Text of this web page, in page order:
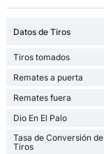
Datos de Tiros
Tiros tomados
Remates a puerta
Remates fuera
Dio En El Palo
Tasa de Conversión de
Tiros